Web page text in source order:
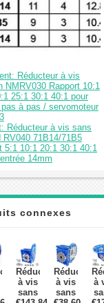
Réducteur à vis
NMRV030 Rapport 10:1
25:1 30:1 40:1 pour
à pas / servomoteur
Réducteur à vis sans
RV040 71B14/71B5
5:1 10:1 20:1 30:1 40:1
14mm
connexes
Réducteur
à vis
sans
Réducteur
à vis
sans
à